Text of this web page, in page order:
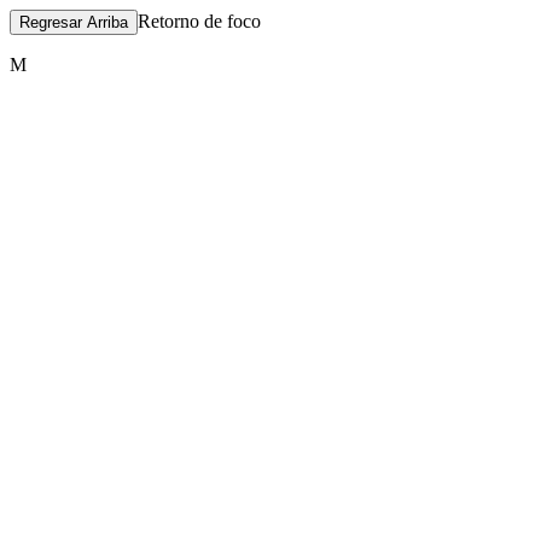
Regresar Arriba Retorno de foco
M